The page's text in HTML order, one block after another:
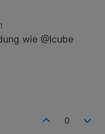
- info: host.iobroker
- info:
- debug: time-
- debug: time-
- debug: time-
- debug: time-
- debug: time-
- debug: time-
wie @Icube
0